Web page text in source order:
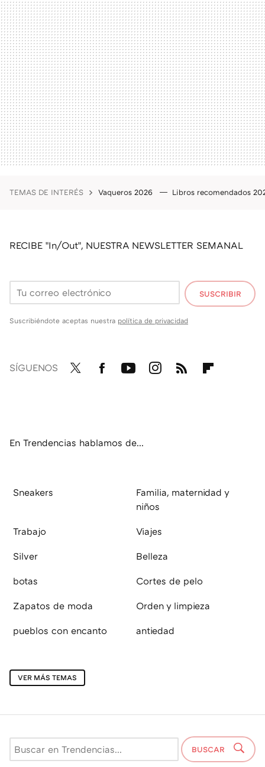
TEMAS DE INTERÉS Vaqueros 2026 Libros recomendados
RECIBE "In/Out", NUESTRA NEWSLETTER SEMANAL
SUSCRIBIR
Suscribiéndote aceptas nuestra política de privacidad
SÍGUENOS
En Trendencias hablamos de...
Sneakers
Familia, maternidad y
niños
Trabajo Viajes
Silver Belleza
botas Cortes de pelo
Zapatos de moda Orden y limpieza
pueblos con encanto antiedad
VER MÁS TEMAS
BUSCAR